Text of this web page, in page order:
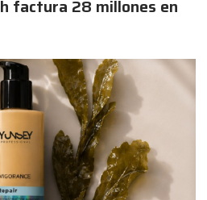
factura 28 millones en